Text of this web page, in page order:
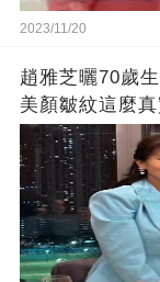
2023/11/20
趙雅芝曬70歲
美顏皺紋這麼真